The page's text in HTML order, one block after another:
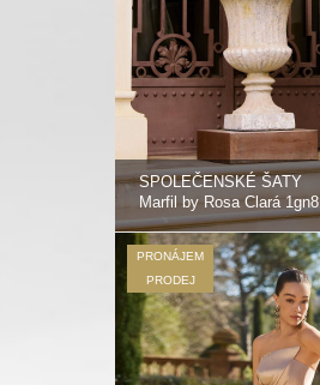
SPOLEČENSKÉ ŠATY
Marfil by Rosa Clará 1gn8
PRONÁJEM
PRODEJ